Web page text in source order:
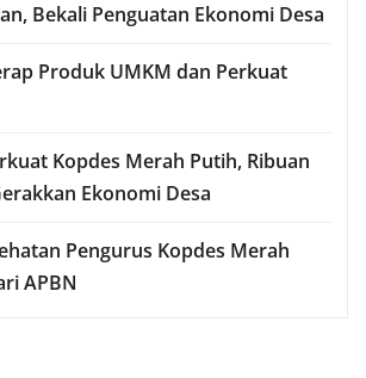
Bekali Penguatan Ekonomi Desa
Produk UMKM dan Perkuat
Kopdes Merah Putih, Ribuan
Ekonomi Desa
Pengurus Kopdes Merah
APBN